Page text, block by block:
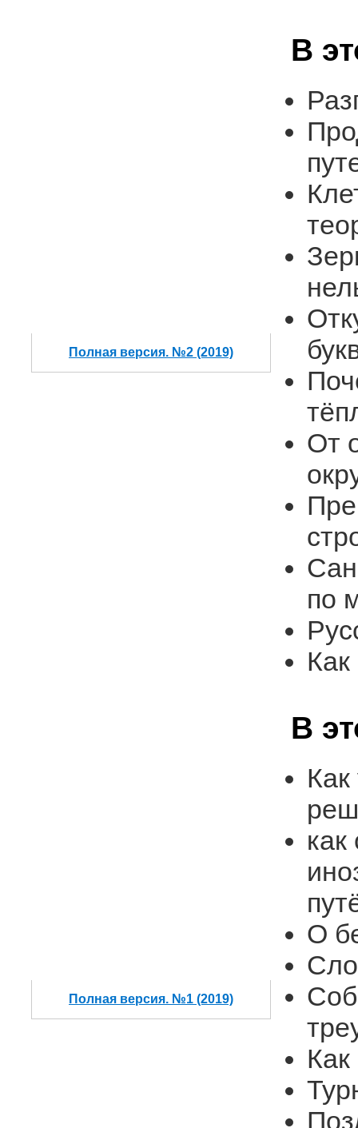
Полная версия. №2 (2019)
В
От
по
Как
Полная версия. №1 (2019)
В
О
Как